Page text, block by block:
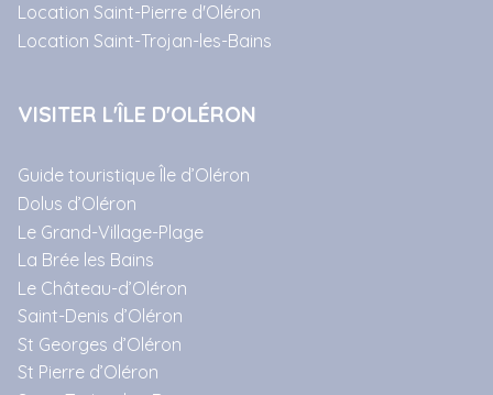
Location Saint-Pierre d'Oléron
Location Saint-Trojan-les-Bains
VISITER L'ÎLE D'OLÉRON
Guide touristique Île d’Oléron
Dolus d’Oléron
Le Grand-Village-Plage
La Brée les Bains
Le Château-d’Oléron
Saint-Denis d’Oléron
St Georges d’Oléron
St Pierre d’Oléron